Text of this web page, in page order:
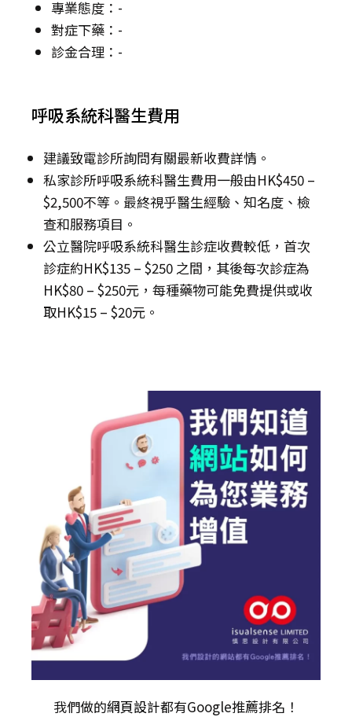
專業態度：-
對症下藥：-
診金合理：-
呼吸系統科醫生費用
建議致電診所詢問有關最新收費詳情。
私家診所呼吸系統科醫生費用一般由HK$450 –
$2,500不等。最終視乎醫生經驗、知名度、檢
查和服務項目。
公立醫院呼吸系統科醫生診症收費較低，首次
診症約HK$135 – $250 之間，其後每次診症為
HK$80 – $250元，每種藥物可能免費提供或收
取HK$15 – $20元。
我們做的網頁設計都有Google推薦排名！